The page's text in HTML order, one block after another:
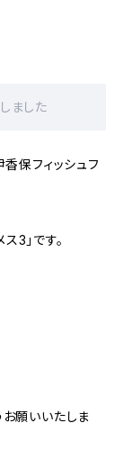
ました
保フィッシュフ
3」です。
願いいたしま